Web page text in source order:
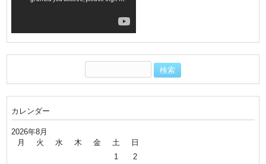
カレンダー
2026年8月
月 火 水 木 金 土 日
1 2